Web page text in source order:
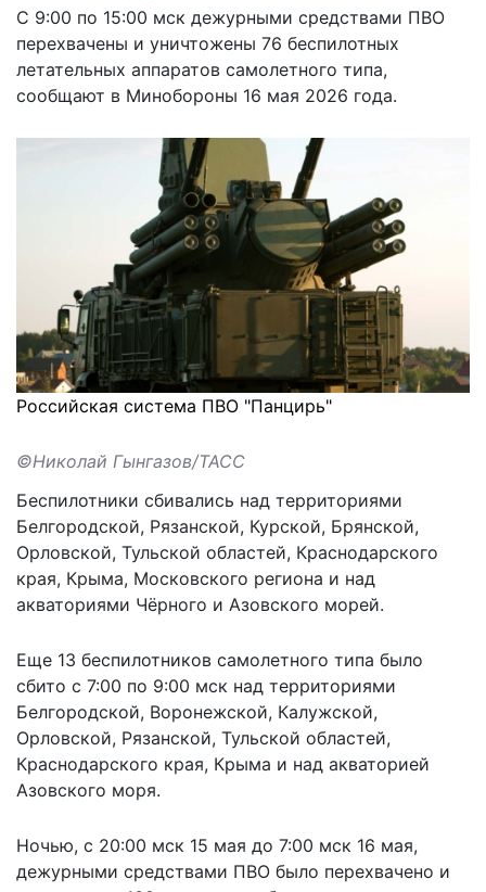
С 9:00 по 15:00 мск дежурными средствами ПВО
перехвачены и уничтожены 76 беспилотных
летательных аппаратов самолетного типа,
сообщают в Минобороны 16 мая 2026 года.
Российская система ПВО "Панцирь"
©Николай Гынгазов/ТАСС
Беспилотники сбивались над территориями
Белгородской, Рязанской, Курской, Брянской,
Орловской, Тульской областей, Краснодарского
края, Крыма, Московского региона и над
акваториями Чёрного и Азовского морей.
Еще 13 беспилотников самолетного типа было
сбито с 7:00 по 9:00 мск над территориями
Белгородской, Воронежской, Калужской,
Орловской, Рязанской, Тульской областей,
Краснодарского края, Крыма и над акваторией
Азовского моря.
Ночью, с 20:00 мск 15 мая до 7:00 мск 16 мая,
дежурными средствами ПВО было перехвачено и